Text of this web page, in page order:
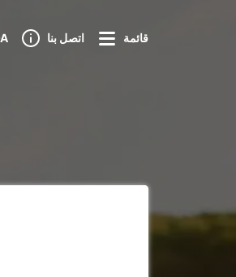
اتصل بنا قائمة